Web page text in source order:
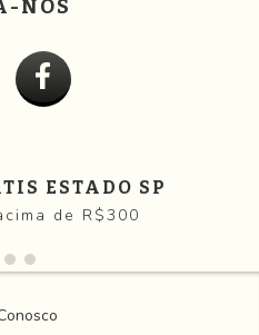
NOS
ESTADO SP
de R$300